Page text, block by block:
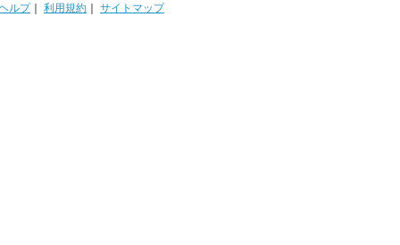
ルプ｜ 利用規約 サイトマップ